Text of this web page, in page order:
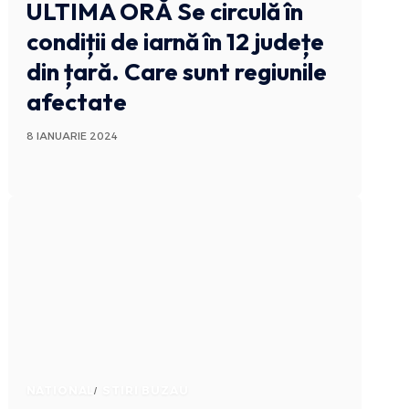
ULTIMA ORĂ Se circulă în
condiții de iarnă în 12 județe
din țară. Care sunt regiunile
afectate
8 IANUARIE 2024
NATIONAL